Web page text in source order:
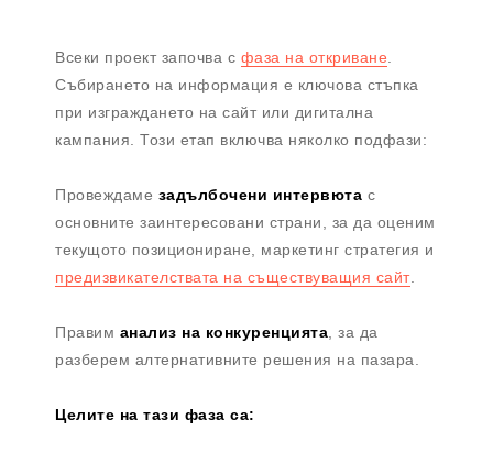
Всеки проект започва с фаза на откриване.
Събирането на информация е ключова стъпка
при изграждането на сайт или дигитална
кампания. Този етап включва няколко подфази:
Провеждаме задълбочени интервюта с
основните заинтересовани страни, за да оценим
текущото позициониране, маркетинг стратегия и
предизвикателствата на съществуващия сайт.
Правим анализ на конкуренцията, за да
разберем алтернативните решения на пазара.
Целите на тази фаза са: